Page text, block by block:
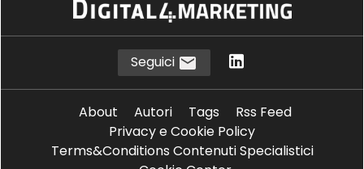
Seguici
About Autori Tags
Rss Feed
Privacy e Cookie Policy
Terms&Conditions Contenuti Specialistici